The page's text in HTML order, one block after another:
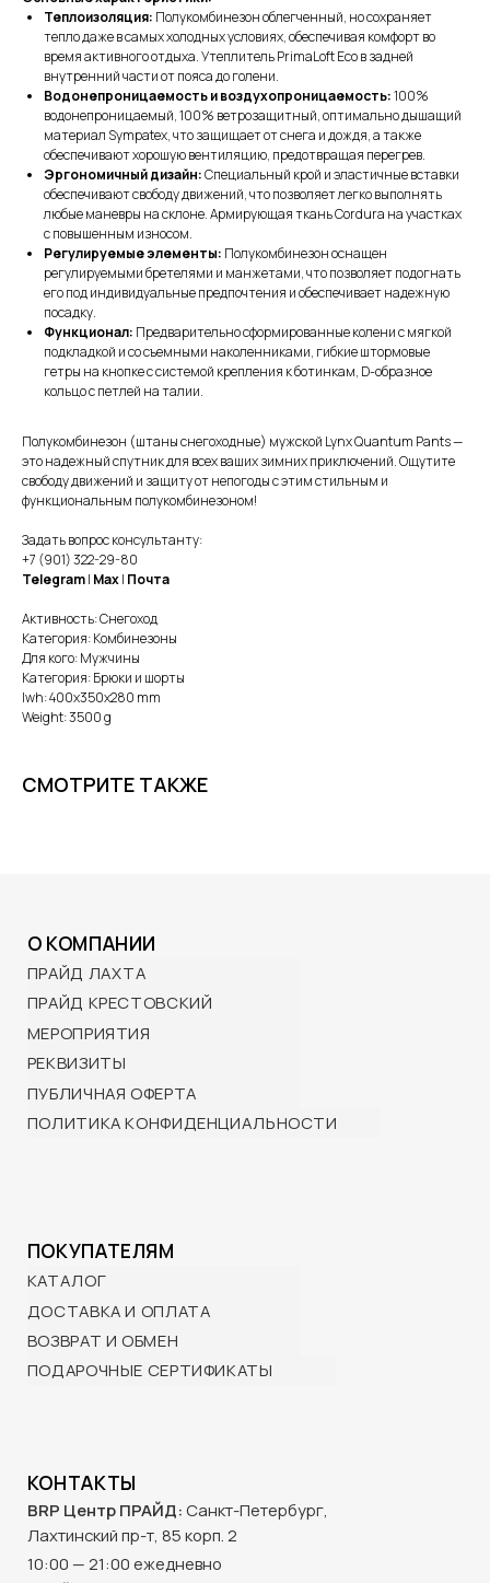
Теплоизоляция: Полукомбинезон облегченный, но сохраняет
тепло даже в самых холодных условиях, обеспечивая комфорт во
время активного отдыха. Утеплитель PrimaLoft Eco в задней
внутренний части от пояса до голени.
Водонепроницаемость и воздухопроницаемость:100%
водонепроницаемый, 100% ветрозащитный, оптимально дышащий
материал Sympatex, что защищает от снега и дождя, а также
обеспечивают хорошую вентиляцию, предотвращая перегрев.
Эргономичный дизайн:Специальный крой и эластичные вставки
обеспечивают свободу движений, что позволяет легко выполнять
любые маневры на склоне. Армирующая ткань Cordura на участках
с повышенным износом.
Регулируемые элементы: Полукомбинезон оснащен
регулируемыми бретелями и манжетами, что позволяет подогнать
его под индивидуальные предпочтения и обеспечивает надежную
посадку.
Функционал: Предварительно сформированные колени с мягкой
подкладкой и со съемными наколенниками, гибкие штормовые
гетры на кнопке с системой крепления к ботинкам, D-образное
кольцо с петлей на талии.
Полукомбинезон (штаны снегоходные) мужской Lynx Quantum Pants —
это надежный спутник для всех ваших зимних приключений. Ощутите
свободу движений и защиту от непогоды с этим стильным и
функциональным полукомбинезоном!
Задать вопрос консультанту:
+7 (901) 322-29-80
Telegram| Max| Почта
Активность: Снегоход
Категория: Комбинезоны
Для кого: Мужчины
Категория: Брюки и шорты
lwh: 400x350x280 mm
Weight: 3500 g
СМОТРИТЕ ТАКЖЕ
О КОМПАНИИ
ПРАЙД ЛАХТА
ПРАЙД КРЕСТОВСКИЙ
МЕРОПРИЯТИЯ
РЕКВИЗИТЫ
ПУБЛИЧНАЯ ОФЕРТА
BRP Центр ПРАЙД:Санкт-Петербург,
Лахтинский пр-т, 85 корп. 2
10:00 — 21:00 ежедневно
Проспект Динамо, 44Б